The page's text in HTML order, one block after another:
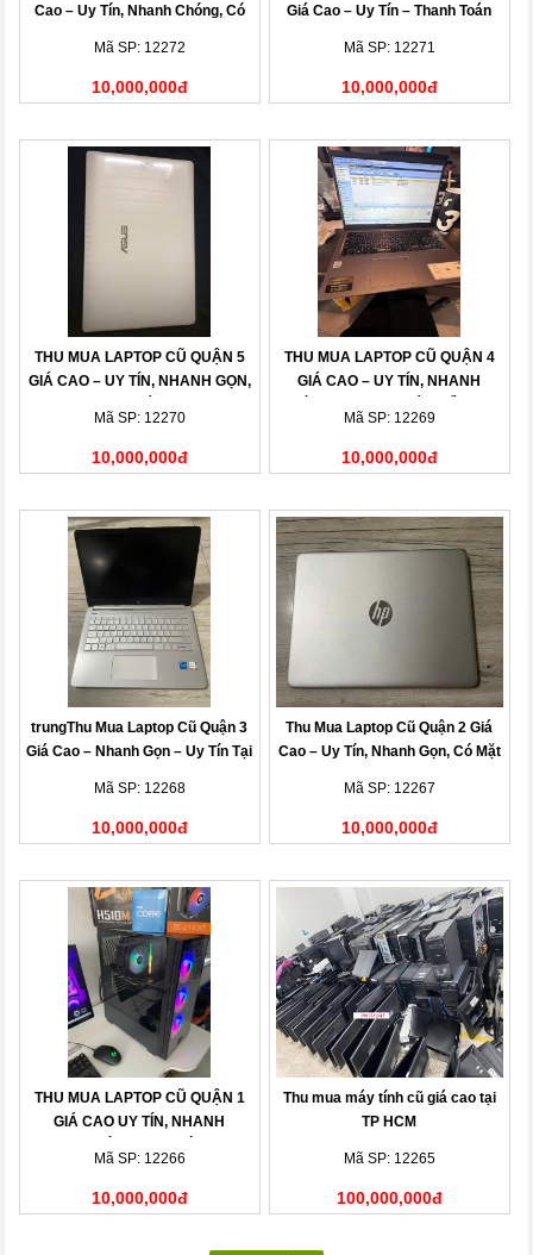
Cao – Uy Tín, Nhanh Chóng, Có
Mã SP: 12272
10,000,000đ
Giá Cao – Uy Tín – Thanh Toán
Mã SP: 12271
10,000,000đ
THU MUA LAPTOP CŨ QUẬN 5
GIÁ CAO – UY TÍN, NHANH GỌN,
Mã SP: 12270
10,000,000đ
THU MUA LAPTOP CŨ QUẬN 4
GIÁ CAO – UY TÍN, NHANH
Mã SP: 12269
10,000,000đ
trungThu Mua Laptop Cũ Quận 3
Giá Cao – Nhanh Gọn – Uy Tín Tại
Mã SP: 12268
10,000,000đ
Thu Mua Laptop Cũ Quận 2 Giá
Cao – Uy Tín, Nhanh Gọn, Có Mặt
Mã SP: 12267
10,000,000đ
THU MUA LAPTOP CŨ QUẬN 1
GIÁ CAO UY TÍN, NHANH
Mã SP: 12266
10,000,000đ
Thu mua máy tính cũ giá cao tại
TP HCM
Mã SP: 12265
100,000,000đ